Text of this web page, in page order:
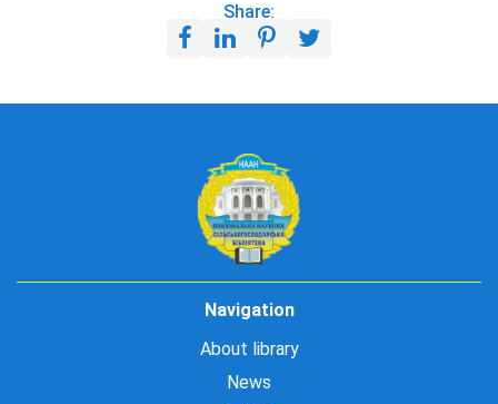
Share:
Navigation
About library
News